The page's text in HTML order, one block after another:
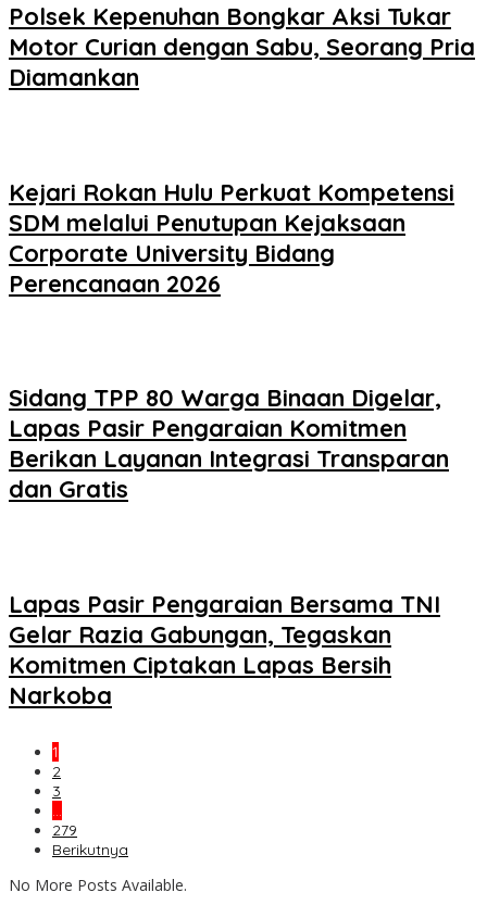
Polsek Kepenuhan Bongkar Aksi Tukar
Motor Curian dengan Sabu, Seorang Pria
Diamankan
Kejari Rokan Hulu Perkuat Kompetensi
SDM melalui Penutupan Kejaksaan
Corporate University Bidang
Perencanaan 2026
Sidang TPP 80 Warga Binaan Digelar,
Lapas Pasir Pengaraian Komitmen
Berikan Layanan Integrasi Transparan
dan Gratis
Lapas Pasir Pengaraian Bersama TNI
Gelar Razia Gabungan, Tegaskan
Komitmen Ciptakan Lapas Bersih
Narkoba
1
2
3
…
279
Berikutnya
No More Posts Available.